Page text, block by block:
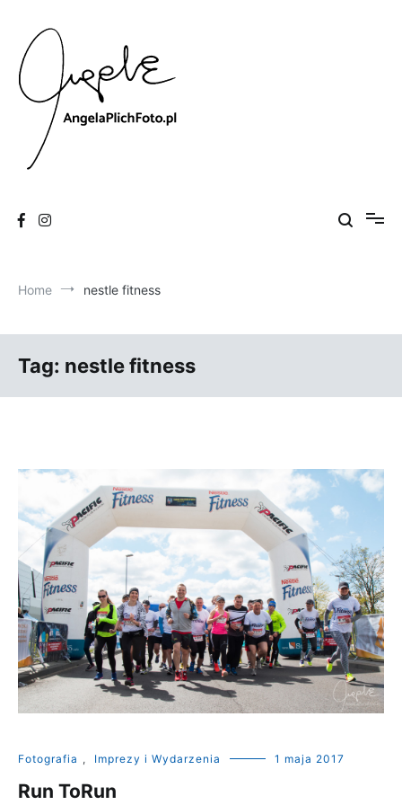
content
Home nestle fitness
Tag: nestle fitness
Fotografia , Imprezy i Wydarzenia 1 maja 2017
Run ToRun